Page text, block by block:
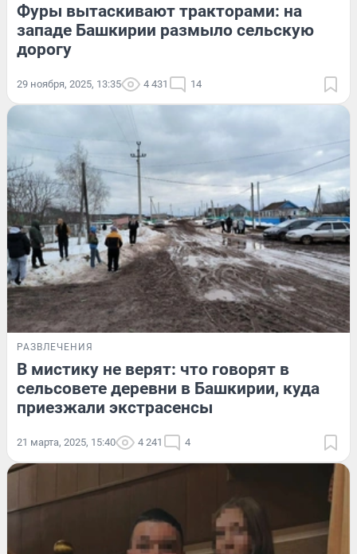
Фуры вытаскивают тракторами: на
западе Башкирии размыло сельскую
дорогу
29 ноября, 2025, 13:35 4 431 14
РАЗВЛЕЧЕНИЯ
В мистику не верят: что говорят в
сельсовете деревни в Башкирии, куда
приезжали экстрасенсы
21 марта, 2025, 15:40 4 241 4